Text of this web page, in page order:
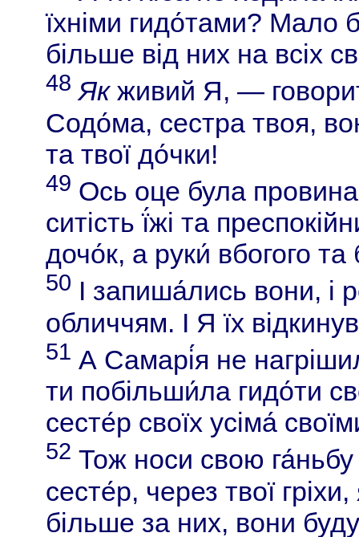
їхніми гидо́тами? Мало
більше від них на всіх
48 Якживий Я, —
Содо́ма, сестра твоя,
та твої до́чки!
49 Ось оце була
ситість ї́жі та
дочо́к, а руки́ вбогого
50 І запиша́лись вони, і
обличчям. І Я їх
51 А Самарі́я не
ти побільши́ла гидо́ти
сесте́р своїх усіма́
52 Тож носи свою га́ньбу
сесте́р, через твої
більше за них, вони